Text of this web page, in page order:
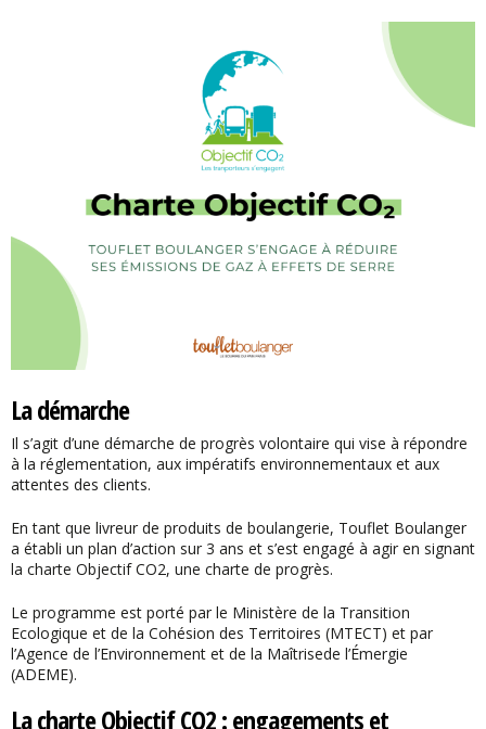
La démarche
Il s’agit d’une démarche de progrès volontaire qui vise à répondre
à la réglementation, aux impératifs environnementaux et aux
attentes des clients.
En tant que livreur de produits de boulangerie, Touflet Boulanger
a établi un plan d’action sur 3 ans et s’est engagé à agir en signant
la charte Objectif CO2, une charte de progrès.
Le programme est porté par le Ministère de la Transition
Ecologique et de la Cohésion des Territoires (MTECT) et par
l’Agence de l’Environnement et de la Maîtrisede l’Émergie
(ADEME).
La charte Objectif CO2 : engagements et